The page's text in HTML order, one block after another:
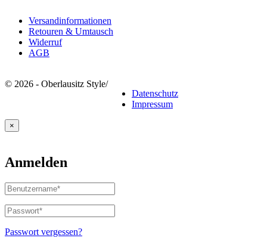
Versandinformationen
Retouren & Umtausch
Widerruf
AGB
© 2026 - Oberlausitz Style/
Datenschutz
Impressum
×
Anmelden
Benutzername
oder
E-
Mail-
Adresse*
Passwort*
Erforderlich
Passwort vergessen?